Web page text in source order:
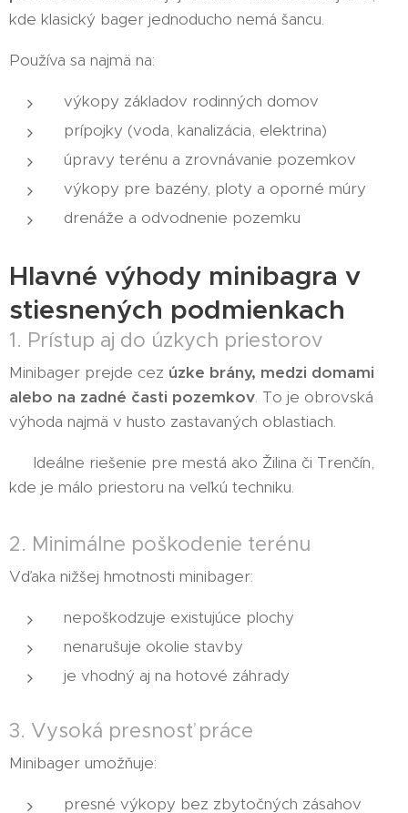
kde klasický bager jednoducho nemá šancu.
Používa sa najmä na:
výkopy základov rodinných domov
prípojky (voda, kanalizácia, elektrina)
úpravy terénu a zrovnávanie pozemkov
výkopy pre bazény, ploty a oporné múry
drenáže a odvodnenie pozemku
Hlavné výhody minibagra v
stiesnených podmienkach
1. Prístup aj do úzkych priestorov
Minibager prejde cez úzke brány, medzi domami
alebo na zadné časti pozemkov. To je obrovská
výhoda najmä v husto zastavaných oblastiach.
👉 Ideálne riešenie pre mestá ako Žilina či Trenčín,
kde je málo priestoru na veľkú techniku.
2. Minimálne poškodenie terénu
Vďaka nižšej hmotnosti minibager:
nepoškodzuje existujúce plochy
nenarušuje okolie stavby
je vhodný aj na hotové záhrady
3. Vysoká presnosť práce
Minibager umožňuje:
presné výkopy bez zbytočných zásahov